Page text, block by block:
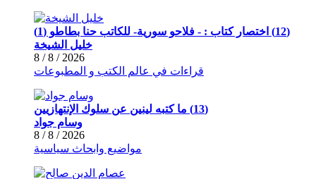
(12) اختصار كتاب : - فلاحو سورية- للكاتب حنا بطاطو (1)
خليل الشيخة
2026 / 8 / 8
قراءات في عالم الكتب و المطبوعات
(13) ما كتبه لينين عن سلوك الإنتهازيين
وسام جواد
2026 / 8 / 8
مواضيع وابحاث سياسية